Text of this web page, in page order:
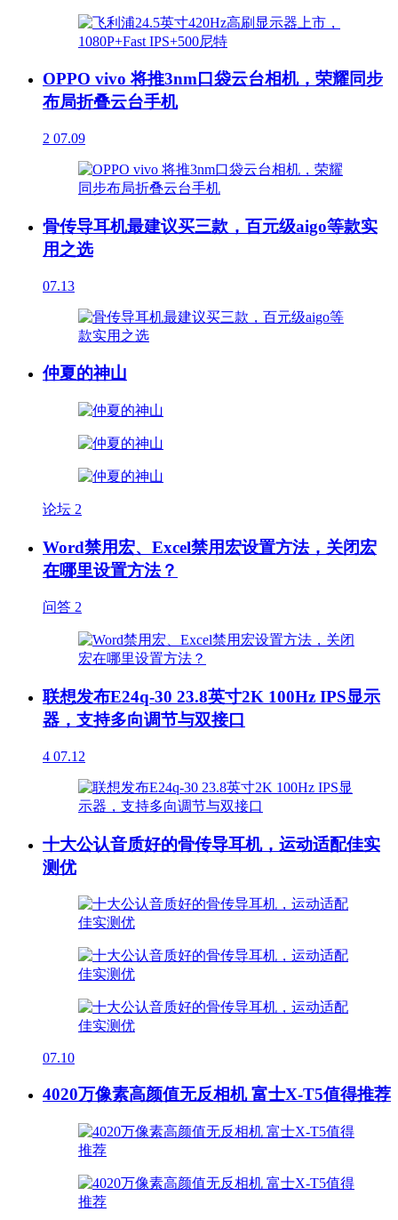
OPPO vivo 将推3nm口袋云台相机，荣耀同步
布局折叠云台手机
2 07.09
骨传导耳机最建议买三款，百元级aigo等款实
用之选
07.13
仲夏的神山
论坛 2
Word禁用宏、Excel禁用宏设置方法，关闭宏
在哪里设置方法？
问答 2
联想发布E24q-30 23.8英寸2K 100Hz IPS显示
器，支持多向调节与双接口
4 07.12
十大公认音质好的骨传导耳机，运动适配佳实
测优
07.10
4020万像素高颜值无反相机 富士X-T5值得推荐